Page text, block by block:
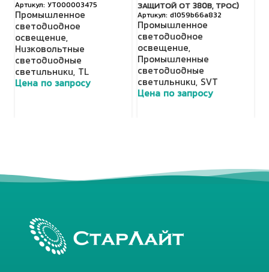
УТ000003475
Промышленное
светодиодное
освещение,
Низковольтные
светодиодные
светильники, TL
Цена по запросу
ЗАЩИТОЙ ОТ 380В, ТРОС)
d1059b66a832
Промышленное
светодиодное
освещение,
Промышленные
светодиодные
светильники, SVT
Цена по запросу